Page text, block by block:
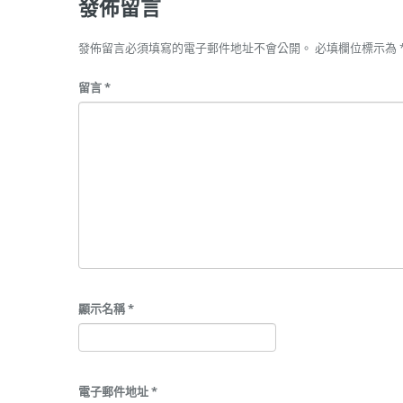
發佈留言
發佈留言必須填寫的電子郵件地址不會公開。 必填欄位標示為
留言*
顯示名稱*
電子郵件地址*